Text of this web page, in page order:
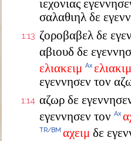
ιεχονιας
σαλαθιηλ δε
1:13 ζοροβαβελ δε
αβιουδ δε
ελιακειμ Ax ελιακιμ
εγεννησεν τον
1:14 αζωρ δε
εγεννησεν τον Ax
TR/BM αχειμ δε